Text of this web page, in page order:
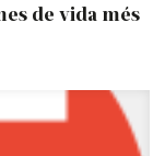
de vida més